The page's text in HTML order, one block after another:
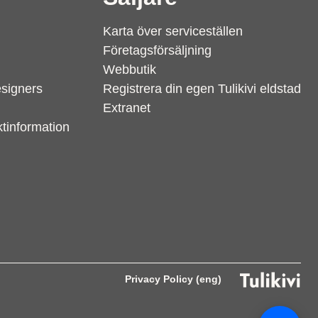
Karta över serviceställen
Företagsförsäljning
Webbutik
Registrera din egen Tulikivi eldstad
Extranet
Privacy Policy (eng)
S
Hi there! How can we help you
today?